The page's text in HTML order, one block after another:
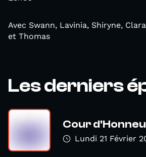
Avec Swann, Lavinia, Shiryne,
et Thomas
Les derniers
Cour
Lundi 21 Février